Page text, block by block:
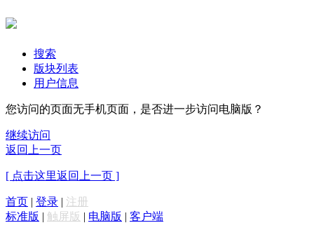
搜索
版块列表
用户信息
您访问的页面无手机页面，是否进一步访问电脑版？
继续访问
返回上一页
[ 点击这里返回上一页 ]
首页 | 登录 | 注册
标准版 | 触屏版 | 电脑版 | 客户端